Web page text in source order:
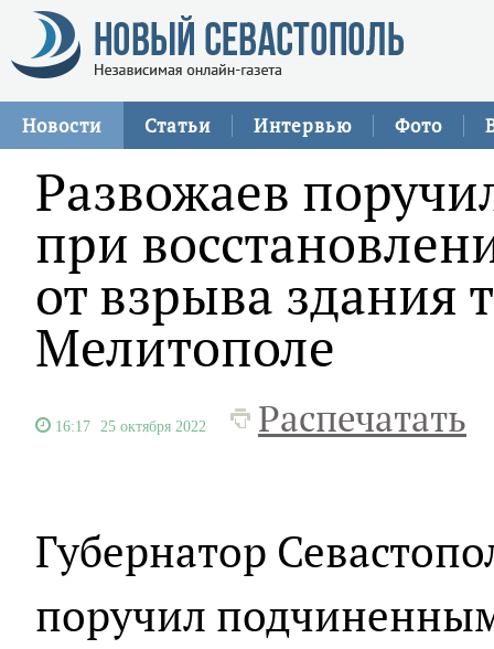
Новости Статьи Интервью Фото
Развожаев
при
от взрыва здания
Мелитополе
16:17 25 октября 2022 Распечатать
Губернатор
поручил